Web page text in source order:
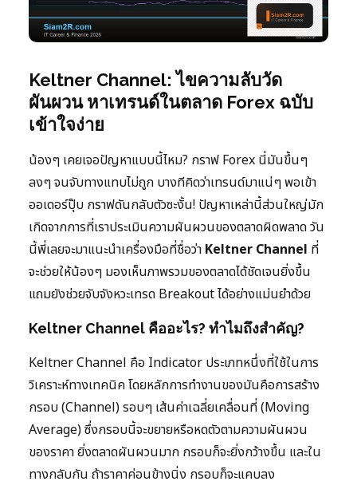
Keltner Channel: ไขความลับวัด
ผันผวน หาเทรนด์ในตลาด Forex ฉบับ
เข้าใจง่าย
น้องๆ เคยเจอปัญหาแบบนี้ไหม? กราฟ Forex นี่มันขึ้นๆ
ลงๆ จนจับทางแทบไม่ถูก บางทีคิดว่าเทรนด์มาแน่ๆ พอเข้า
ออเดอร์ปุ๊บ กราฟดันกลับตัวซะงั้น! ปัญหาเหล่านี้ส่วนใหญ่มัก
เกิดจากการที่เราประเมินความผันผวนของตลาดผิดพลาด วัน
นี้พี่เลยจะมาแนะนำเครื่องมือที่ชื่อว่า Keltner Channel ที่
จะช่วยให้น้องๆ มองเห็นภาพรวมของตลาดได้ชัดเจนยิ่งขึ้น
แถมยังช่วยจับจังหวะเทรด Breakout ได้อย่างแม่นยำด้วย
Keltner Channel คืออะไร? ทำไมถึงสำคัญ?
Keltner Channel คือ Indicator ประเภทหนึ่งที่ใช้ในการ
วิเคราะห์ทางเทคนิค โดยหลักการทำงานของมันคือการสร้าง
กรอบ (Channel) รอบๆ เส้นค่าเฉลี่ยเคลื่อนที่ (Moving
Average) ซึ่งกรอบนี้จะขยายหรือหดตัวตามความผันผวน
ของราคา ยิ่งตลาดผันผวนมาก กรอบก็จะยิ่งกว้างขึ้น และใน
ทางกลับกัน ถ้าราคาค่อนข้างนิ่ง กรอบก็จะแคบลง